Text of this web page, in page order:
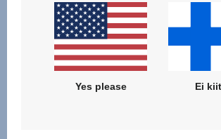
Samankaltaiset
Yes please Ei